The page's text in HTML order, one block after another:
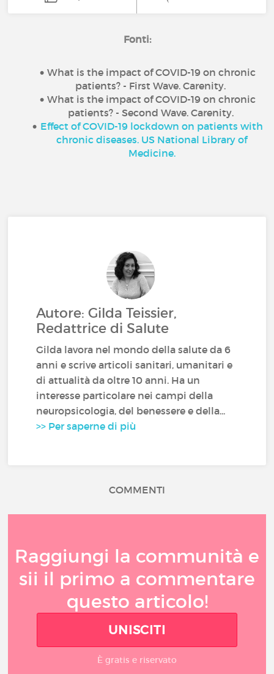
Fonti:
What is the impact of COVID-19 on chronic
patients? - First Wave. Carenity.
What is the impact of COVID-19 on chronic
patients? - Second Wave. Carenity.
Effect of COVID-19 lockdown on patients with
chronic diseases. US National Library of
Medicine.
Autore: Gilda Teissier,
Redattrice di Salute
Gilda lavora nel mondo della salute da 6
anni e scrive articoli sanitari, umanitari e
di attualità da oltre 10 anni. Ha un
interesse particolare nei campi della
neuropsicologia, del benessere e della...
>> Per saperne di più
COMMENTI
Raggiungi la communità e
sii il primo a commentare
questo articolo!
UNISCITI
È gratis e riservato